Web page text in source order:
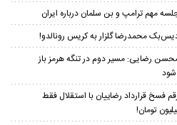
مهم ترامپ و بن سلمان درباره ایران
محمدرضا گلزار به کریس رونالدو!
رضایی: مسیر دوم در تنگه هرمز باز
فسخ قرارداد رضاییان با استقلال فقط